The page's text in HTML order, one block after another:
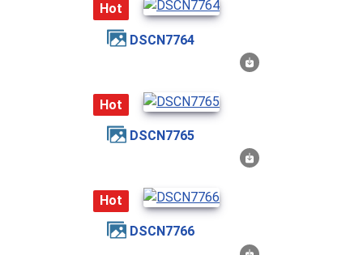
Hot
DSCN7764
Hot
DSCN7765
Hot
DSCN7766